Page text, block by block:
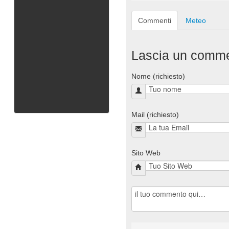
Commenti Meteo
Lascia un
Nome (richiesto)
Mail (richiesto)
Sito Web